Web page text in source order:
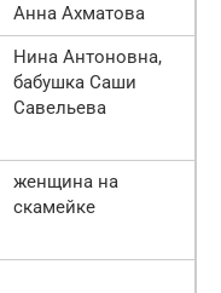
Анна Ахматова
Нина Антоновна,
бабушка Саши
Савельева
женщина на
скамейке